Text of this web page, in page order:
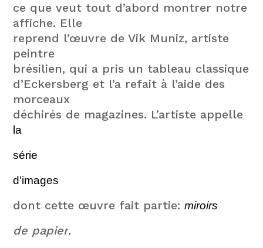
ce que veut tout d’abord montrer notre
affiche. Elle
reprend l’œuvre de Vik Muniz, artiste
peintre
brésilien, qui a pris un tableau classique
d’Eckersberg et l’a refait à l’aide des
morceaux
déchirés de magazines. L’artiste appelle
la
série
d’images
dont cette œuvre fait partie:miroirs
de papier.